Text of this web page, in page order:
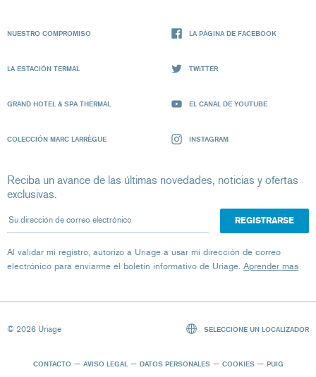
NUESTRO COMPROMISO
LA ESTACIÓN TERMAL
GRAND HOTEL & SPA THERMAL
COLECCIÓN MARC LARRÈGUE
LA PÁGINA DE FACEBOOK
TWITTER
EL CANAL DE YOUTUBE
INSTAGRAM
Reciba un avance de las últimas novedades, noticias y ofertas
exclusivas.
Su dirección de correo electrónico
Al validar mi registro, autorizo ​​a Uriage a usar mi dirección de correo
electrónico para enviarme el boletín informativo de Uriage. Aprender mas
© 2026 Uriage
CONTACTO AVISO LEGAL DATOS PERSONALES COOKIES PUIG
SELECCIONE UN LOCALIZADOR